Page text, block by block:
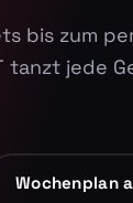
bis zum
tanzt jede
Wochenplan